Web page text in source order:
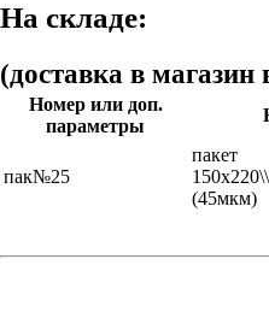
На складе:
(доставка в магазин
Номер или доп.
параметры
пак№25
пакет
(45мкм)